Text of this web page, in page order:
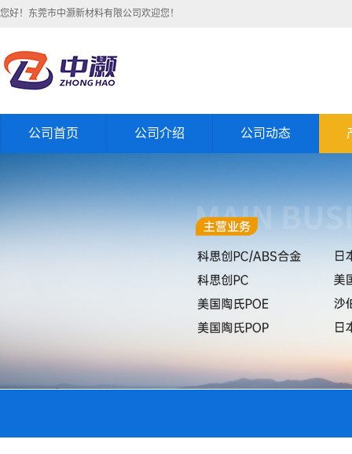
您好！东莞市中灏新材料有限公司欢迎您！
公司首页 公司介绍 公司动态